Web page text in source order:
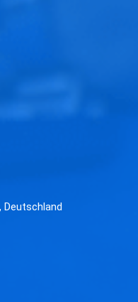
Deutschland